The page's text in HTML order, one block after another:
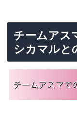
チームアス
シカマルと